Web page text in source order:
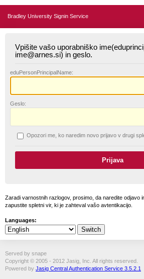
Bradley University Signin Service
Vpišite vašo uporabniško
ime@arnes.si) in geslo.
eduPersonPrincipalName:
Geslo:
Opozori me, ko naredim novo prijavo v drugi
Zaradi varnostnih razlogov, prosimo, da naredite odjavo
zapustite spletni vir, ki je zahteval vašo avtentikacijo.
Languages:
Served by snape
Copyright © 2005 - 2012 Jasig, Inc. All rights reserved.
Powered by Jasig Central Authentication Service 3.5.2.1